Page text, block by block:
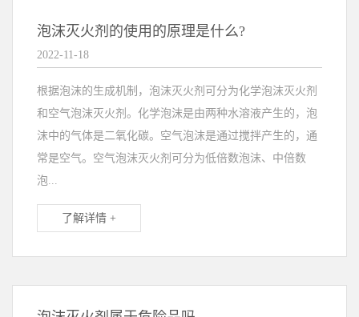
泡沫灭火剂的使用的原理是什么?
2022-11-18
根据泡沫的生成机制，泡沫灭火剂可分为化学泡沫灭火剂
和空气泡沫灭火剂。化学泡沫是由两种水溶液产生的，泡
沫中的气体是二氧化碳。空气泡沫是通过搅拌产生的，通
常是空气。空气泡沫灭火剂可分为低倍数泡沫、中倍数
泡...
了解详情 +